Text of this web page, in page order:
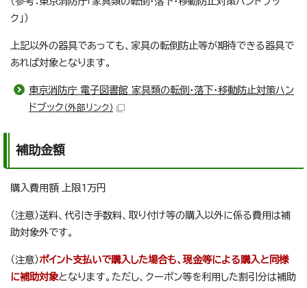
ク」）
上記以外の器具であっても、家具の転倒防止等が期待できる器具で
あれば対象となります。
東京消防庁 電子図書館 家具類の転倒・落下・移動防止対策ハン
ドブック （外部リンク）
補助金額
購入費用額 上限1万円
（注意）送料、代引き手数料、取り付け等の購入以外に係る費用は補
助対象外です。
（注意）ポイント支払いで購入した場合も、現金等による購入と同様
に補助対象となります。ただし、クーポン等を利用した割引分は補助